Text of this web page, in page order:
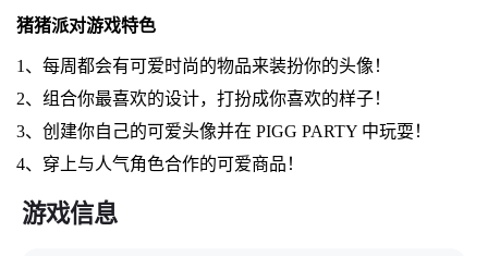
猪猪派对游戏特色
1、每周都会有可爱时尚的物品来装扮你的头像！
2、组合你最喜欢的设计，打扮成你喜欢的样子！
3、创建你自己的可爱头像并在 PIGG PARTY 中玩耍！
4、穿上与人气角色合作的可爱商品！
游戏信息